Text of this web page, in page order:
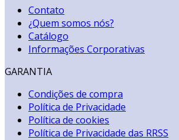
Contato
¿Quem somos nós?
Catálogo
Informações Corporativas
GARANTIA
Condições de compra
Política de Privacidade
Política de cookies
Política de Privacidade das RRSS